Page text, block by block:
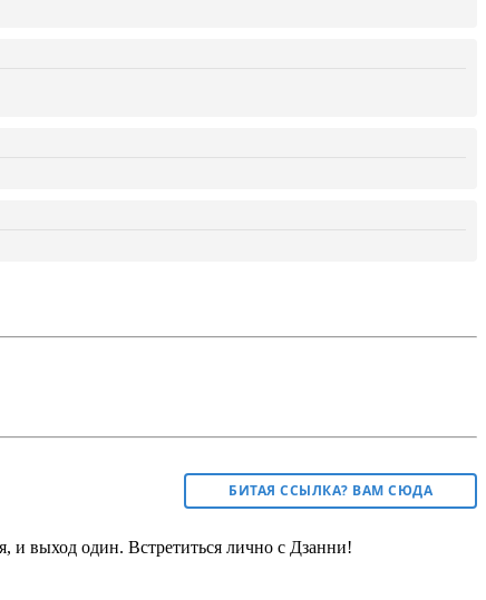
БИТАЯ ССЫЛКА? ВАМ СЮДА
выход один. Встретиться лично с Дзанни!